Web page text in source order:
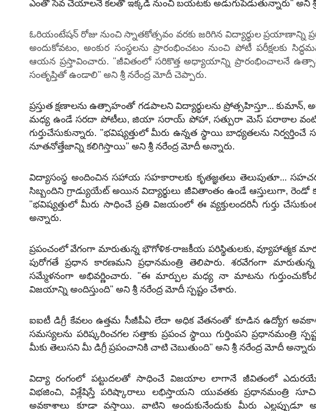
ఎంతో సేవ చేయాలనే కలతో ఇక్కడి నుంచి బయటకు అడుగుపెడుతున్నారు" అని
ఓరియంటేషన్ రోజు నుంచి స్నాతకోత్సవం వరకు జరిగిన విద్యార్థుల ప్రయాణాన్ని
అందుకోవటం, అంకుర సంస్థలను ప్రారంభించటం నుంచి పోటీ పరీక్షలకు
ఆయన ప్రస్తావించారు. "జీవితంలో సరికొత్త అధ్యాయాన్ని ప్రారంభించాలనే
సంతృప్తితో ఉండాలి" అని శ్రీ నరేంద్ర మోదీ చెప్పారు.
ప్రస్తుత క్షణాలను ఉత్సాహంతో గడపాలని విద్యార్థులను ప్రోత్సహిస్తూ... కుమాన్,
మధ్య ఉండే సరదా పోటీలు, జియా సరాయ్ పోహా, సత్పురా మెస్ పరాఠాల వంటి
గుర్తుచేసుకున్నారు. "భవిష్యత్తులో మీరు ఉన్నత స్థాయి బాధ్యతలను
నూతనోత్తేజాన్ని కలిగిస్తాయి" అని శ్రీ నరేంద్ర మోదీ అన్నారు.
విద్యాసంస్థ అందించిన సహాయ సహకారాలకు కృతజ్ఞతలు తెలుపుతూ...
సిబ్బందిని గ్రాడ్యుయేట్ అయిన విద్యార్థులు జీవితాంతం ఉండే ఆస్తులుగా,
"భవిష్యత్తులో మీరు సాధించే ప్రతి విజయంలో ఈ వ్యక్తులందరినీ గుర్తు
అన్నారు.
ప్రపంచంలో వేగంగా మారుతున్న భౌగోళిక-రాజకీయ పరిస్థితులకు, వ్యూహాత్మక
పురోగతే ప్రధాన కారణమని ప్రధానమంత్రి తెలిపారు. శరవేగంగా
సమ్మేళనంగా అభివర్ణించారు. "ఈ మార్పుల మధ్య నా మాటను
విజయాన్ని అందిస్తుంది" అని శ్రీ నరేంద్ర మోదీ స్పష్టం చేశారు.
ఐఐటీ డిగ్రీ కేవలం ఉత్తమ సీజీపీఏ లేదా అధిక వేతనంతో కూడిన ఉద్యోగ
సమస్యలను పరిష్కరించగల సత్తాకు ప్రపంచ స్థాయి గుర్తింపని ప్రధానమంత్రి
మీకు తెలుసని మీ డిగ్రీ ప్రపంచానికి చాటి చెబుతుంది" అని శ్రీ నరేంద్ర మోదీ
విద్యా రంగంలో పట్టుదలతో సాధించే విజయాల లాగానే జీవితంలో ఎదురయ్యే
విభజించి, విశ్లేషిస్తే పరిష్కారాలు లభిస్తాయని యువతకు ప్రధానమంత్రి
అవకాశాలు కూడా వస్తాయి. వాటిని అందుకునేందుకు మీరు ఎల్లప్పుడూ